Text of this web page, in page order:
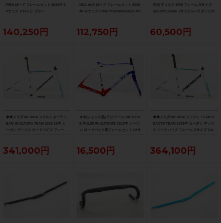
FIRO ロード フレームセット 2022年 5
0サイズ クロモリ ブルー
140,250円
NDA ALR ロード フレームセット 2026
年 52サイズ Slate Prismatic/Black Pri
112,750円
年頃 ディスク MTB フレーム Sサイズ
QR100/135mm（サイクルパラダイス大
60,500円
◆◆メリダ MERIDA スクルトゥーラ T
EAM SCULTURA TEAM 2025-26年 カ
ーボン ディスク ロードバイク フレー
341,000円
★★[ジャンク品] ラピエール LAPIERR
E PULSIUM ULTIMATE 2015年 カーボ
ン ロードバイク用フレームセット 52サ
16,500円
◆◆メリダ MERIDA リアクト TEAM R
EACTO TEAM 2025年 カーボン ディス
ク ロードバイク フレーム Sサイズ 12x
364,100円